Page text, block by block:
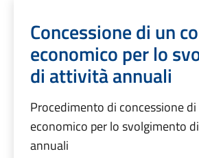
Concessione di un
economico per lo
di attività annuali
Procedimento di concessione
economico per lo svolgimento
annuali